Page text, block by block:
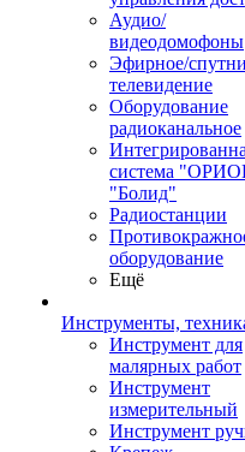
Аудио/
видеодомофоны
Эфирное/
телевидение
Оборудование
радиоканальное
система
"Болид"
Радиостанции
оборудование
Ещё
Инструменты,
Инструмент для
малярных работ
Инструмент
измерительный
Инструмент